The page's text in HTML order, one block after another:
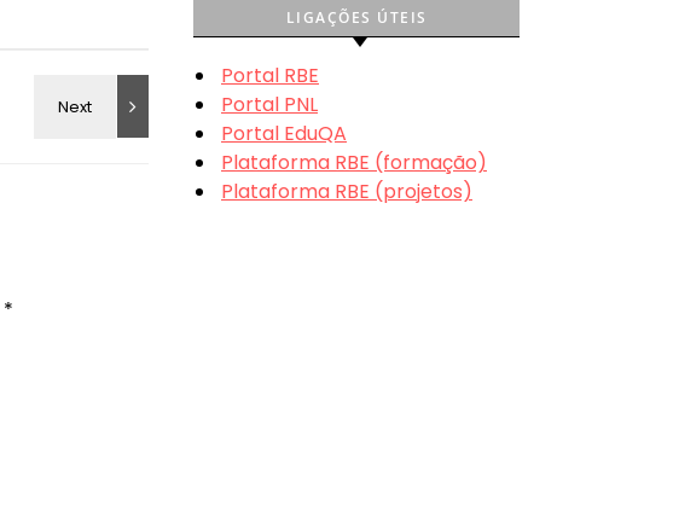
*
LIGAÇÕES ÚTEIS
Portal RBE
Portal PNL
Portal EduQA
Plataforma RBE (formação)
Plataforma RBE (projetos)